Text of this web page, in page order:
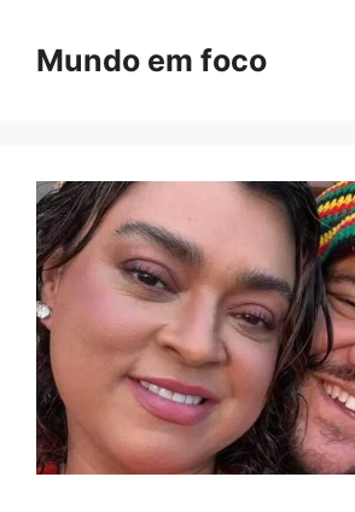
paraMundo em foco